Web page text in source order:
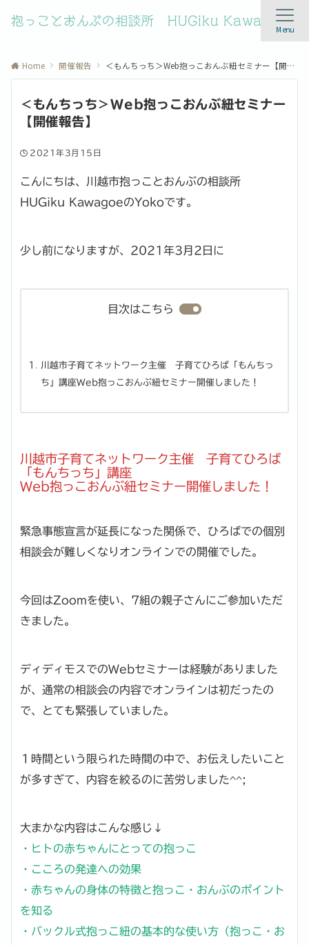
抱っことおんぶの相談所 HUGiku Kawagoe
Menu
Home 開催報告 ＜もんちっち＞Web抱っこおんぶ紐セミナー【開催報告】
＜もんちっち＞Web抱っこおんぶ紐セミナー
【開催報告】
2021年3月15日
こんにちは、川越市抱っことおんぶの相談所
HUGiku KawagoeのYokoです。
少し前になりますが、2021年3月2日に
目次はこちら
川越市子育てネットワーク主催 子育てひろば「もんちっ
ち」講座Web抱っこおんぶ紐セミナー開催しました！
川越市子育てネットワーク主催 子育てひろば
「もんちっち」講座
Web抱っこおんぶ紐セミナー開催しました！
緊急事態宣言が延長になった関係で、ひろばでの個別
相談会が難しくなりオンラインでの開催でした。
今回はZoomを使い、7組の親子さんにご参加いただ
きました。
ディディモスでのWebセミナーは経験がありました
が、通常の相談会の内容でオンラインは初だったの
で、とても緊張していました。
１時間という限られた時間の中で、お伝えしたいこと
が多すぎて、内容を絞るのに苦労しました^^;
大まかな内容はこんな感じ↓
・ヒトの赤ちゃんにとっての抱っこ
・こころの発達への効果
・赤ちゃんの身体の特徴と抱っこ・おんぶのポイント
を知る
・バックル式抱っこ紐の基本的な使い方（抱っこ・お